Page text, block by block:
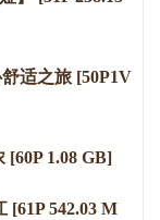
适之旅 [50P1V
[60P 1.08 GB]
[61P 542.03 M